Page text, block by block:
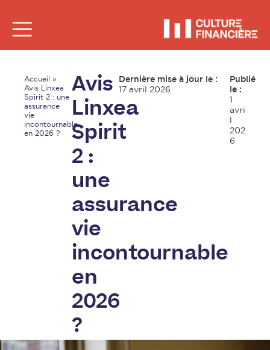
Accueil »
Avis Linxea
Spirit 2 : une
assurance
vie
incontournable
en 2026 ?
Avis
Linxea
Spirit
2 :
une
assurance
vie
incontournable
en
2026
?
Dernière mise à jour le :
17 avril 2026
Publié
le :
1
avri
l
202
6